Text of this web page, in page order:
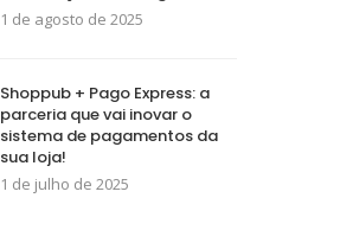
1 de agosto de 2025
Shoppub + Pago Express: a
parceria que vai inovar o
sistema de pagamentos da
sua loja!
1 de julho de 2025